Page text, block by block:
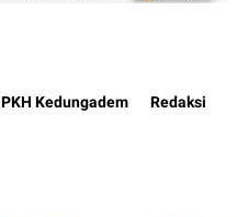
PKH Kedungadem Redaksi